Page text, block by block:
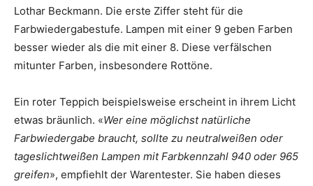
Lothar Beckmann. Die erste Ziffer steht für die
Farbwiedergabestufe. Lampen mit einer 9 geben Farben
besser wieder als die mit einer 8. Diese verfälschen
mitunter Farben, insbesondere Rottöne.
Ein roter Teppich beispielsweise erscheint in ihrem Licht
etwas bräunlich. «Wer eine möglichst natürliche
Farbwiedergabe braucht, sollte zu neutralweißen oder
tageslichtweißen Lampen mit Farbkennzahl 940 oder 965
greifen», empfiehlt der Warentester. Sie haben dieses